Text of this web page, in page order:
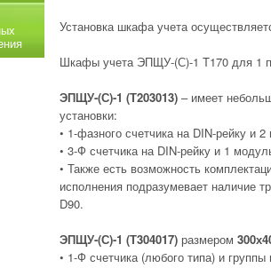
Установка шкафа учета
Шкафы учета ЭПЩУ-(С)-1 T170 для 1
ЭПЩУ-(С)-1 (Т203013) – имеет
установки:
• 1-фазного счетчика на DIN-рейку и
• 3-Ф счетчика на DIN-рейку и 1
• Также есть возможность
исполнения подразумевает наличие
D90.
ЭПЩУ-(С)-1 (Т304017) размером
• 1-Ф счетчика (любого типа) и